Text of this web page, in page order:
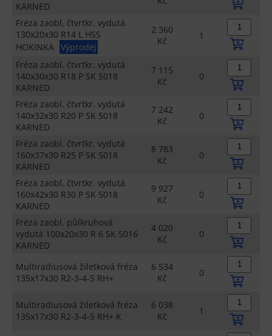
KARNED
Fréza zaobl. čtvrtkr. vydutá
130x20x30 R14 L HSS
HOKINKA
Výprodej
2 360
Kč
1
Fréza zaobl. čtvrtkr. vydutá
140x30x30 R18 P SK 5018
KARNED
7 115
Kč
0
Fréza zaobl. čtvrtkr. vydutá
140x32x30 R20 P SK 5018
KARNED
7 242
Kč
0
Fréza zaobl. čtvrtkr. vydutá
160x37x30 R25 P SK 5018
KARNED
8 783
Kč
0
Fréza zaobl. čtvrtkr. vydutá
160x42x30 R30 P SK 5018
KARNED
9 927
Kč
0
Fréza zaobl. půlkruhová
vydutá 100x20x30 R 6 SK 5016
KARNED
4 020
Kč
0
Multiradiusová žiletková fréza
135x17x30 R2-3-4-5 RH+
6 534
Kč
0
Multiradiusová žiletková fréza
135x17x30 R2-3-4-5 RH+ K
6 038
Kč
1